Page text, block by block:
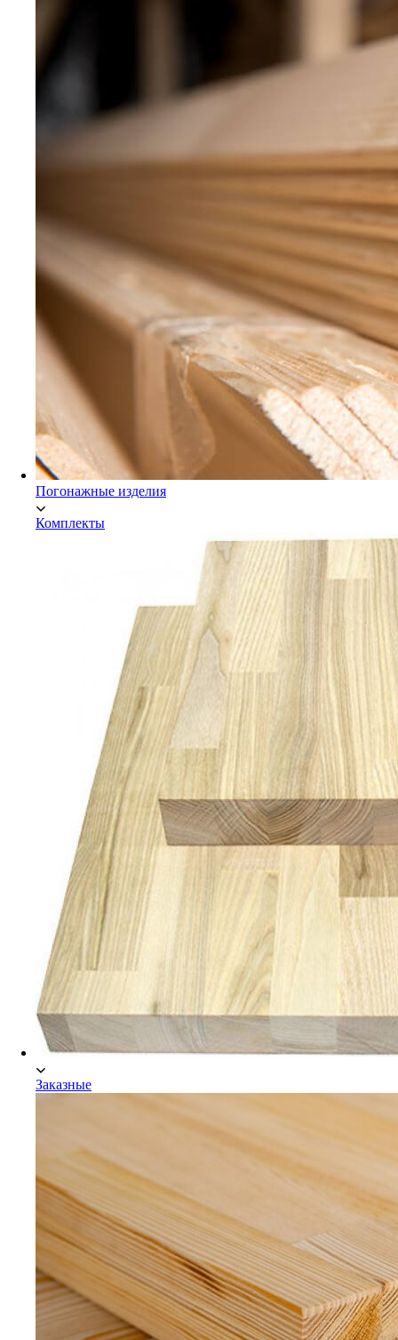
Погонажные изделия
Комплекты
Заказные
Мебельный щит Сосна/Ель
Мебельный щит АВ сращенный
Погонажные изделия
Комплекты